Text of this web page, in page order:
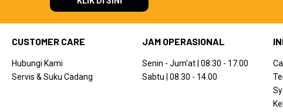
CUSTOMER CARE
Hubungi Kami
Servis & Suku Cadang
JAM OPERASIONAL
Senin - Jum'at | 08.30 - 17.00
Sabtu | 08.30 - 14.00